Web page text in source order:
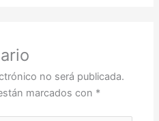
no será publicada.
marcados con *